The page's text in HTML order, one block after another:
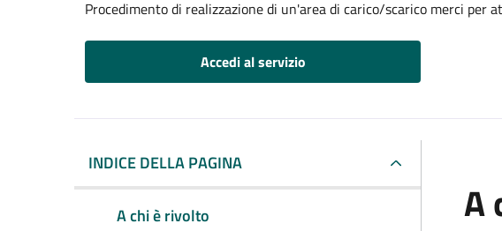
Procedimento di realizzazione di un'area di carico/scarico merci per
Accedi al servizio
INDICE DELLA PAGINA
A chi è rivolto
A